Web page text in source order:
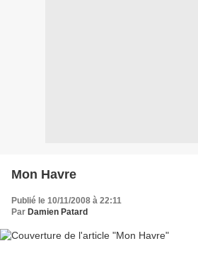
Mon Havre
Publié le 10/11/2008 à 22:11
Par Damien Patard